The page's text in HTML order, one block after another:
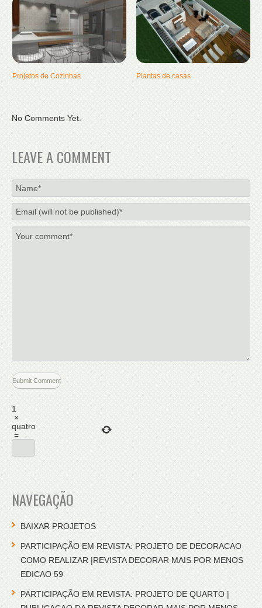
Projetos de Cozinhas Plantas de casas
No Comments Yet.
LEAVE A COMMENT
1
×
quatro
=
NAVEGAÇÃO
BAIXAR PROJETOS
PARTICIPAÇÃO EM REVISTA: PROJETO DE DECORACAO
COMO REALIZAR |REVISTA DECORAR MAIS POR MENOS
EDICAO 59
PARTICIPAÇÃO EM REVISTA: PROJETO DE QUARTO |